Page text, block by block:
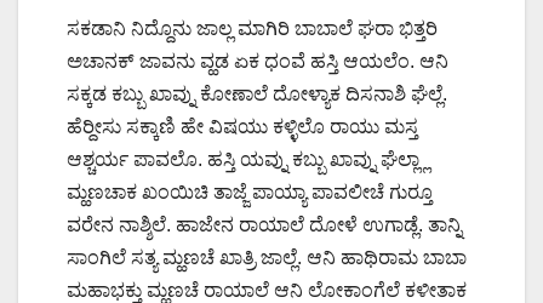
ಸಕಡಾನಿ ನಿದ್ದೊನು ಜಾಲ್ಲ ಮಾಗಿರಿ ಬಾಬಾಲೆ ಘರಾ ಭಿತ್ತರಿ
ಅಚಾನಕ್ ಜಾವನು ವ್ಹಡ ಏಕ ಧಂವೆ ಹಸ್ತಿ ಆಯಲೆಂ. ಆನಿ
ಸಕ್ಕಡ ಕಬ್ಬು ಖಾವ್ನು ಕೋಣಾಲೆ ದೋಳ್ಯಾಕ ದಿಸನಾಶಿ ಘೆಲ್ಲೆ.
ಹೆರ್‍ದೀಸು ಸಕ್ಕಾಣಿ ಹೇ ವಿಷಯು ಕಳ್ಳಿಲೊ ರಾಯು ಮಸ್ತ
ಆಶ್ಚರ್ಯ ಪಾವಲೊ. ಹಸ್ತಿ ಯವ್ನು ಕಬ್ಬು ಖಾವ್ನು ಘೆಲ್ಲ್ಲಾ
ಮ್ಹಣಚಾಕ ಖಂಯಿಚಿ ತಾಜ್ಜೆ ಪಾಯ್ಯಾ ಪಾವಲೀಚೆ ಗುರ್‍ತೂ
ವರೇನ ನಾಶ್ಶಿಲೆ. ಹಾಜೇನ ರಾಯಾಲೆ ದೋಳೆ ಉಗಾಡ್ಲೆ. ತಾನ್ನಿ
ಸಾಂಗಿಲೆ ಸತ್ಯ ಮ್ಹಣಚೆ ಖಾತ್ರಿ ಜಾಲ್ಲೆ. ಆನಿ ಹಾಥಿರಾಮ ಬಾಬಾ
ಮಹಾಭಕ್ತು ಮ್ಹಣಚೆ ರಾಯಾಲೆ ಆನಿ ಲೋಕಾಂಗೆಲೆ ಕಳೀತಾಕ